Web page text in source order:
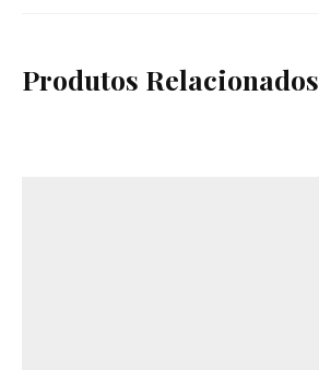
Produtos Relacionados